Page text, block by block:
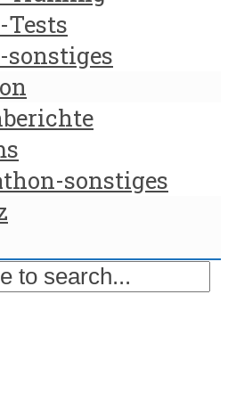
Tests
sonstiges
sonstiges